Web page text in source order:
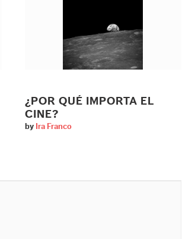
¿POR QUÉ IMPORTA EL
CINE?
by Ira Franco